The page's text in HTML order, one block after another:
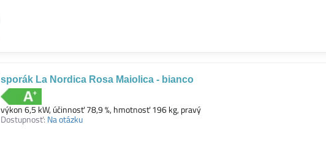
sporák La Nordica Rosa Maiolica - bianco
výkon 6,5 kW, účinnosť 78,9 %, hmotnosť 196 kg, pravý
Dostupnosť: Na otázku